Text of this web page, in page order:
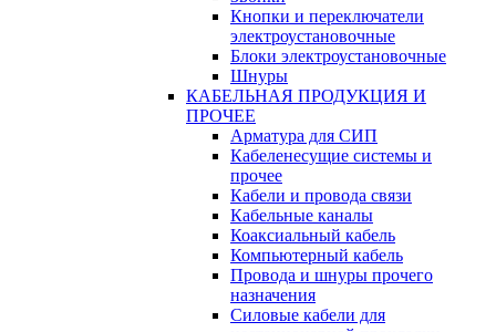
Кнопки и переключатели
электроустановочные
Блоки электроустановочные
Шнуры
КАБЕЛЬНАЯ ПРОДУКЦИЯ И
ПРОЧЕЕ
Арматура для СИП
Кабеленесущие системы и
прочее
Кабели и провода связи
Кабельные каналы
Коаксиальный кабель
Компьютерный кабель
Провода и шнуры прочего
назначения
Силовые кабели для